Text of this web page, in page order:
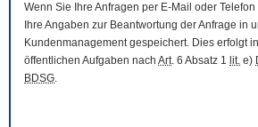
Wenn Sie Ihre Anfragen per E-Mail oder
Ihre Angaben zur Beantwortung der Anfrage in
Kundenmanagement gespeichert. Dies erfolgt
öffentlichen Aufgaben nach Art. 6 Absatz 1 lit. e)
BDSG.